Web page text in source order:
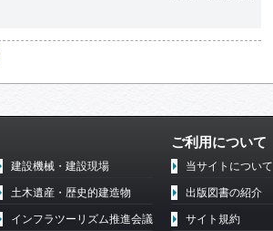
建設機械・建設現場
土木遺産・歴史的建造物
インフラツーリズム推進会議
ご利用について
当サイトについて
出版図書の紹介
サイト規約